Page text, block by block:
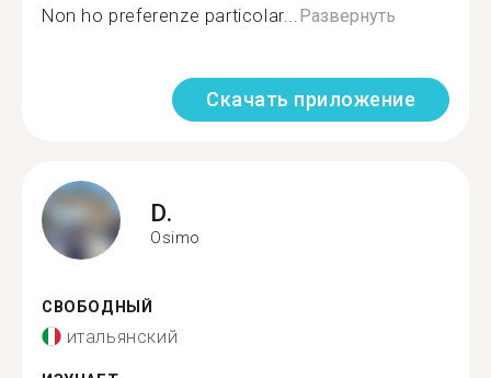
Non ho preferenze particolar...Развернуть
Скачать приложение
D.
Osimo
СВОБОДНЫЙ
итальянский